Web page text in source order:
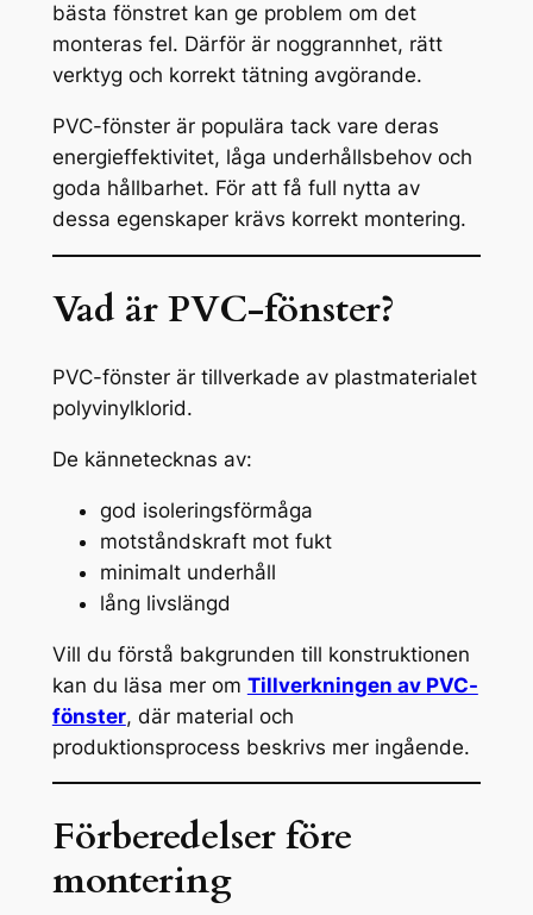
bästa fönstret kan ge problem om det
monteras fel. Därför är noggrannhet, rätt
verktyg och korrekt tätning avgörande.
PVC-fönster är populära tack vare deras
energieffektivitet, låga underhållsbehov och
goda hållbarhet. För att få full nytta av
dessa egenskaper krävs korrekt montering.
Vad är PVC-fönster?
PVC-fönster är tillverkade av plastmaterialet
polyvinylklorid.
De kännetecknas av:
god isoleringsförmåga
motståndskraft mot fukt
minimalt underhåll
lång livslängd
Vill du förstå bakgrunden till konstruktionen
kan du läsa mer om Tillverkningen av PVC-
fönster, där material och
produktionsprocess beskrivs mer ingående.
Förberedelser före
montering